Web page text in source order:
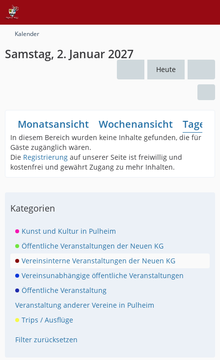
Kalender
Samstag, 2. Januar 2027
Heute
Monatsansicht Wochenansicht
In diesem Bereich wurden keine Inhalte gefunden, die für
Gäste zugänglich wären.
Die Registrierung auf unserer Seite ist freiwillig und
kostenfrei und gewährt Zugang zu mehr Inhalten.
Kategorien
Kunst und Kultur in Pulheim
Öffentliche Veranstaltungen der Neuen KG
Vereinsinterne Veranstaltungen der Neuen KG
Vereinsunabhängige öffentliche Veranstaltungen
Öffentliche Veranstaltung
Veranstaltung anderer Vereine in Pulheim
Trips / Ausflüge
Filter zurücksetzen